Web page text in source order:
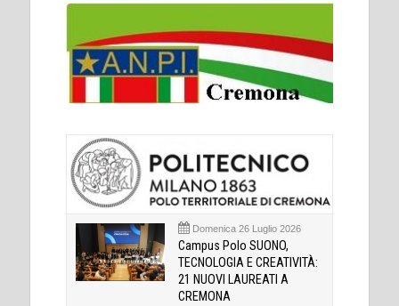
Domenica 26 Luglio 2026
Campus Polo SUONO,
TECNOLOGIA E CREATIVITÀ:
21 NUOVI LAUREATI A
CREMONA